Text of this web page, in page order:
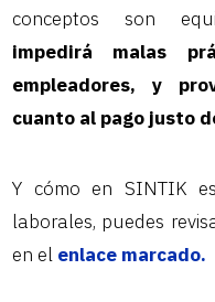
conceptos son
impedirá malas
empleadores, y
cuanto al pago justo
Y cómo en SINTIK
laborales, puedes
en el enlace marcado.